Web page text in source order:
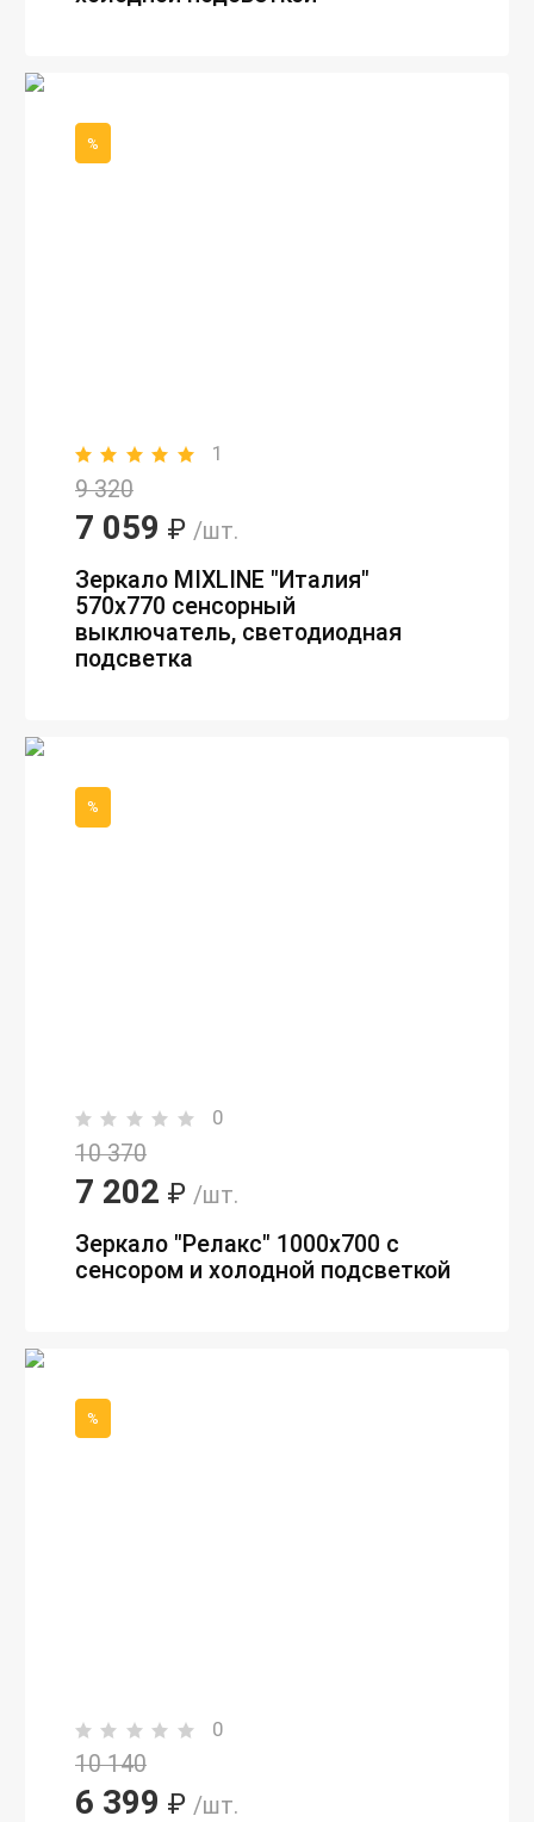
%
1
9 320
7 059 ₽ /шт.
Зеркало MIXLINE "Италия"
570х770 сенсорный
выключатель, светодиодная
подсветка
%
0
10 370
7 202 ₽ /шт.
Зеркало "Релакс" 1000х700 с
сенсором и холодной подсветкой
%
0
10 140
6 399 ₽ /шт.